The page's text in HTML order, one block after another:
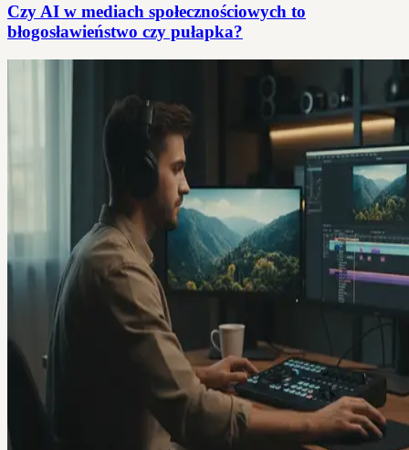
Czy AI w mediach społecznościowych to
błogosławieństwo czy pułapka?